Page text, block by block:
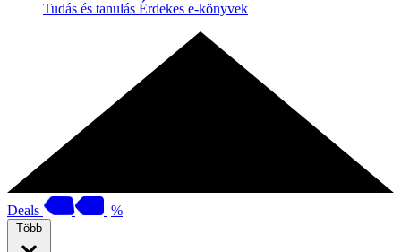
Tudás és tanulás Érdekes e-könyvek
Deals %
Több